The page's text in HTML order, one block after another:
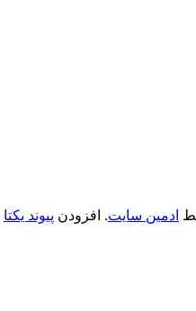
ادمین سایت. افزودن پیوند یکتا